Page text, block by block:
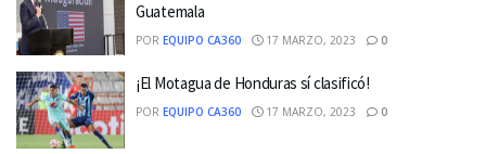
Guatemala
POR EQUIPO CA360 17 MARZO, 2023 0
¡El Motagua de Honduras sí clasificó!
POR EQUIPO CA360 17 MARZO, 2023 0